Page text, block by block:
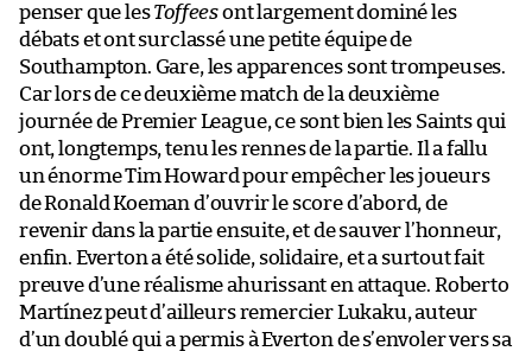
penser que lesToffeesont largement dominé les
débats et ont surclassé une petite équipe de
Southampton. Gare, les apparences sont trompeuses.
Car lors de ce deuxième match de la deuxième
journée de Premier League, ce sont bien les Saints qui
ont, longtemps, tenu les rennes de la partie. Il a fallu
un énorme Tim Howard pour empêcher les joueurs
de Ronald Koeman d’ouvrir le score d’abord, de
revenir dans la partie ensuite, et de sauver l’honneur,
enfin. Everton a été solide, solidaire, et a surtout fait
preuve d’une réalisme ahurissant en attaque. Roberto
Martínez peut d’ailleurs remercier Lukaku, auteur
d’un doublé qui a permis à Everton de s’envoler vers sa